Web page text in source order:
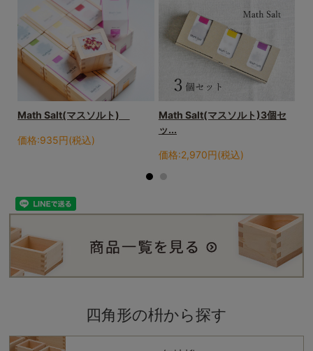
Math Salt(マスソルト)
価格:935円(税込)
Math Salt(マスソルト)3個セ
ッ...
価格:2,970円(税込)
四角形の枡から探す